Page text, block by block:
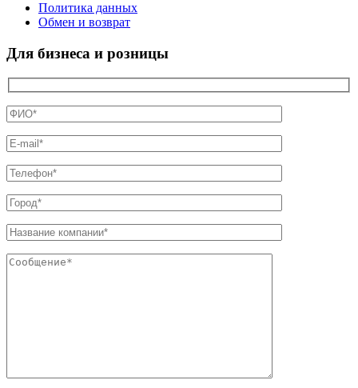
Политика данных
Обмен и возврат
Для бизнеса и розницы